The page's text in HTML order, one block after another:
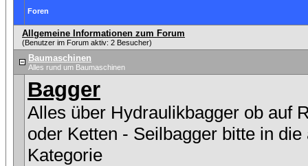
Foren
Allgemeine Informationen zum Forum
(Benutzer im Forum aktiv: 2 Besucher)
Baumaschinen
Alles rund um Baumaschinen
Bagger
Alles über Hydraulikbagger ob auf
oder Ketten - Seilbagger bitte in die
Kategorie